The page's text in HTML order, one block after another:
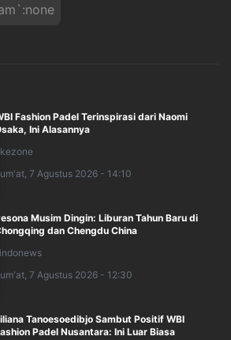
Fashion Padel Terinspirasi dari Naomi
Ini Alasannya
7 Agustus 2026 - 14:10
Musim Dingin: Liburan Tahun Baru di
dan Chengdu China
7 Agustus 2026 - 12:30
Tanoesoedibjo Sambut Positif WBI
Padel Nusantara: Ini Luar Biasa